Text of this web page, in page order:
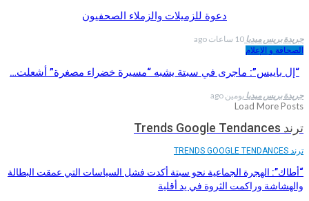
دعوة للزميلات والزملاء الصحفيون
جريدة بريس ميديا 10 ساعات ago
الصحافة و الإعلام
“إل باييس”: ماجرى في سبتة يشبه “مسيرة خضراء مصغرة” أشعلت…
جريدة بريس ميديا يومين ago
Load More Posts
ترند Trends Google Tendances
ترند TRENDS GOOGLE TENDANCES
“أطاك”: الهجرة الجماعية نحو سبتة أكدت فشل السياسات التي عمقت البطالة
والهشاشة وراكمت الثروة في يد أقلية